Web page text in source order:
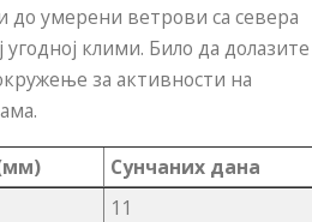
до умерени ветрови са севера
клими. Било да долазите
за активности на
Сунчаних дана
11